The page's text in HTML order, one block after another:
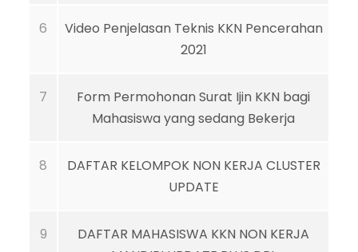
6
Video Penjelasan Teknis KKN Pencerahan
2021
7
Form Permohonan Surat Ijin KKN bagi
Mahasiswa yang sedang Bekerja
8
DAFTAR KELOMPOK NON KERJA CLUSTER
UPDATE
9
DAFTAR MAHASISWA KKN NON KERJA